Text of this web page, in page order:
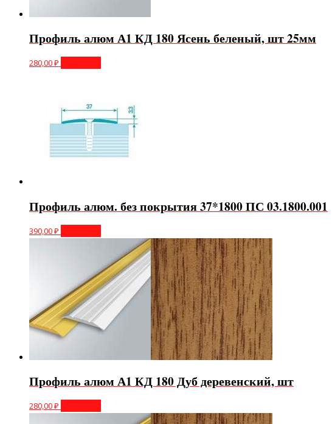
Профиль алюм А1 КД 180 Ясень беленый, шт 25мм
280,00₽
Профиль алюм. без покрытия 37*1800 ПС 03.1800.001
390,00₽
Профиль алюм А1 КД 180 Дуб деревенский, шт
280,00₽